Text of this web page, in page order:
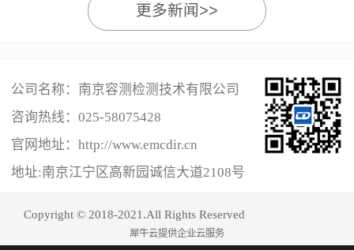
更多新闻>>
公司名称：南京容测检测技术有限公司
咨询热线： 025-58075428
官网地址：http://www.emcdir.cn
地址:南京江宁区高新园诚信大道2108号
Copyright © 2018-2021.All Rights Reserved
犀牛云提供企业云服务